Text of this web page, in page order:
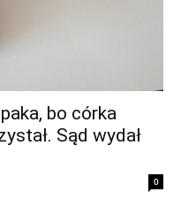
bo córka
Sąd wydał
0